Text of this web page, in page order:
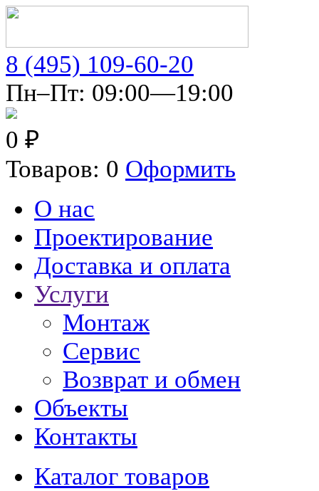
8 (495) 109-60-20
Пн–Пт: 09:00—19:00
0 ₽
Товаров: 0 Оформить
О нас
Проектирование
Доставка и оплата
Услуги
Монтаж
Сервис
Возврат и обмен
Объекты
Контакты
Каталог товаров